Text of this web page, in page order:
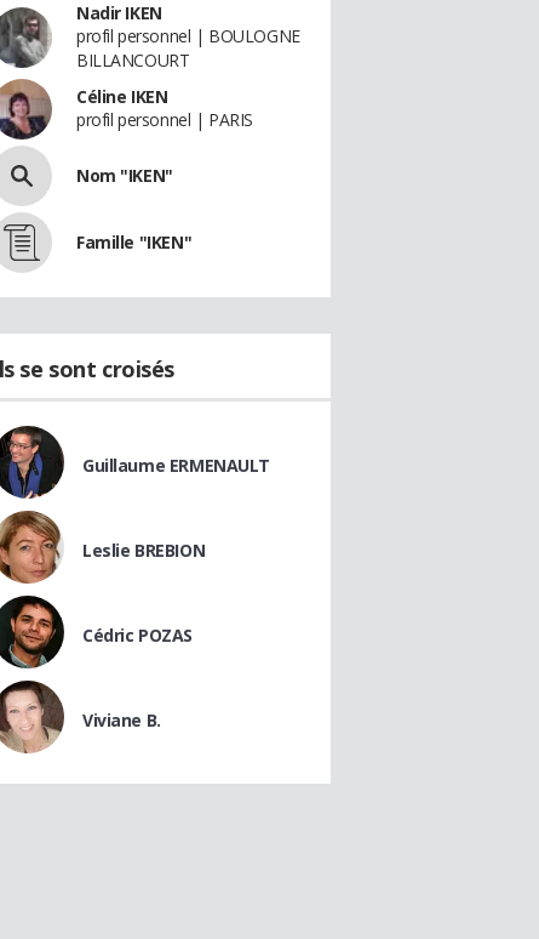
Nadir IKEN
profil personnel | BOULOGNE
BILLANCOURT
Céline IKEN
profil personnel | PARIS
Nom "IKEN"
Famille "IKEN"
se sont croisés
Guillaume ERMENAULT
Leslie BREBION
Cédric POZAS
Viviane B.